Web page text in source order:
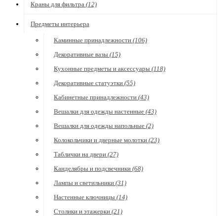
Краны для фильтра (12)
Предметы интерьера
Каминные принадлежности (106)
Декоративные вазы (15)
Кухонные предметы и аксессуары (118)
Декоративные статуэтки (55)
Кабинетные принадлежности (43)
Вешалки для одежды настенные (43)
Вешалки для одежды напольные (2)
Колокольчики и дверные молотки (23)
Таблички на двери (27)
Канделябры и подсвечники (68)
Лампы и светильники (31)
Настенные ключницы (14)
Столики и этажерки (21)